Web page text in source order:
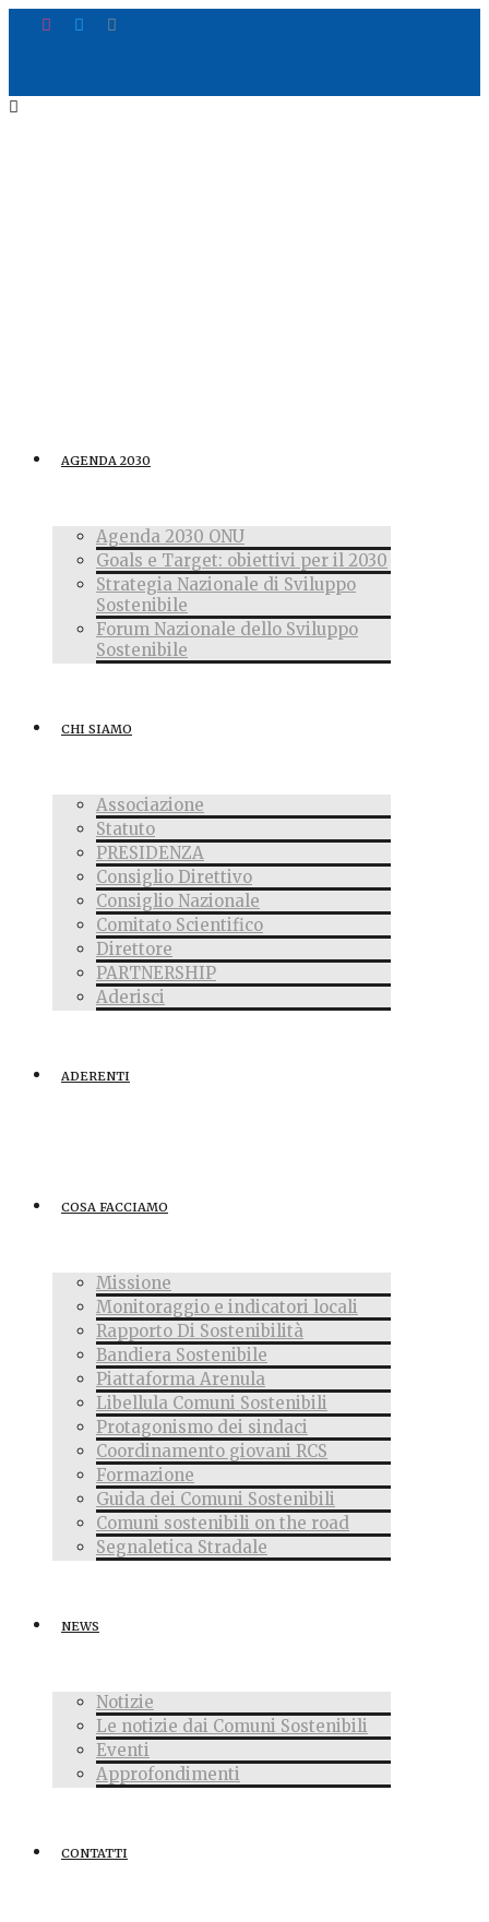
AGENDA 2030
Agenda 2030 ONU
Goals e Target: obiettivi per il 2030
Strategia Nazionale di Sviluppo
Sostenibile
Forum Nazionale dello Sviluppo
Sostenibile
CHI SIAMO
Associazione
Statuto
PRESIDENZA
Consiglio Direttivo
Consiglio Nazionale
Comitato Scientifico
Direttore
PARTNERSHIP
Aderisci
ADERENTI
COSA FACCIAMO
Missione
Monitoraggio e indicatori locali
Rapporto Di Sostenibilità
Bandiera Sostenibile
Piattaforma Arenula
Libellula Comuni Sostenibili
Protagonismo dei sindaci
Coordinamento giovani RCS
Formazione
Guida dei Comuni Sostenibili
Comuni sostenibili on the road
Segnaletica Stradale
NEWS
Notizie
Le notizie dai Comuni Sostenibili
Eventi
Approfondimenti
CONTATTI